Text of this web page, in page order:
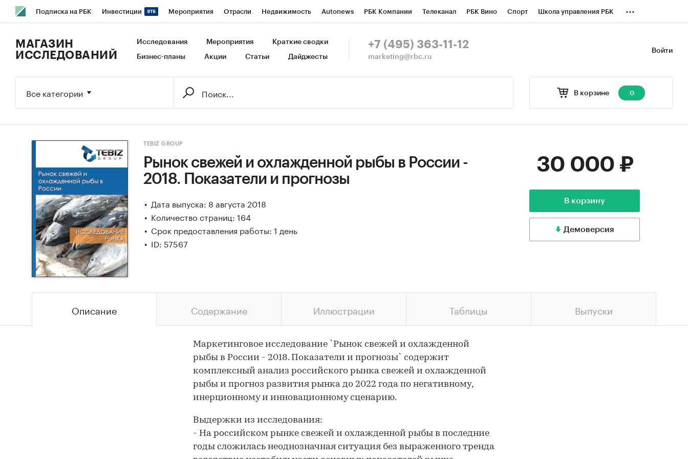
Подписка на РБК Инвестиции Мероприятия Отрасли Недвижимость Autonews РБК Компании Телеканал РБК Вино Спорт Школа управления РБК
Исследования Кредитные рейтинги Франшизы Газета Спецпроекты СПб Конференции СПб Спецпроекты
...
Войти
МАГАЗИН
ИССЛЕДОВАНИЙ
Исследования Мероприятия Краткие сводки
Бизнес-планы Акции Статьи Дайджесты
+7 (495) 363-11-12
marketing@rbc.ru
В корзине 0
Все категории
TEBIZ GROUP
Рынок свежей и охлажденной рыбы в России -
2018. Показатели и прогнозы
Дата выпуска: 8 августа 2018
Количество страниц: 164
Срок предоставления работы: 1 день
ID: 57567
30 000 ₽
В корзину
Демоверсия
Описание Содержание Иллюстрации Таблицы Выпуски
Маркетинговое исследование `Рынок свежей и охлажденной
рыбы в России - 2018. Показатели и прогнозы` содержит
комплексный анализ российского рынка свежей и охлажденной
рыбы и прогноз развития рынка до 2022 года по негативному,
инерционному и инновационному сценарию.
Выдержки из исследования:
- На российском рынке свежей и охлажденной рыбы в последние
годы сложилась неоднозначная ситуация без выраженного тренда